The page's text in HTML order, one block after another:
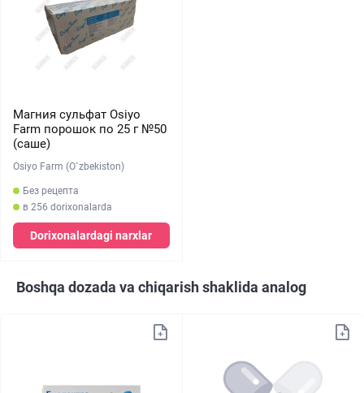
Магния сульфат Osiyo
Farm порошок по 25 г №50
(саше)
Osiyo Farm (O`zbekiston)
Без рецепта
в 256 dorixonalarda
Dorixonalardagi narxlar
Boshqa dozada va chiqarish shaklida analog